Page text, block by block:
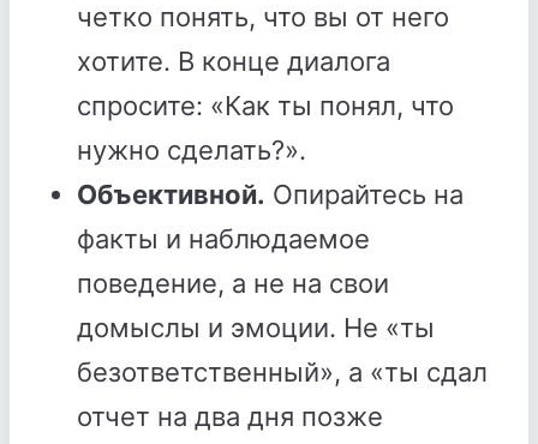
четко понять, что вы от него
хотите. В конце диалога
спросите: «Как ты понял, что
нужно сделать?».
Объективной. Опирайтесь на
факты и наблюдаемое
поведение, а не на свои
домыслы и эмоции. Не «ты
безответственный», а «ты сдал
отчет на два дня позже